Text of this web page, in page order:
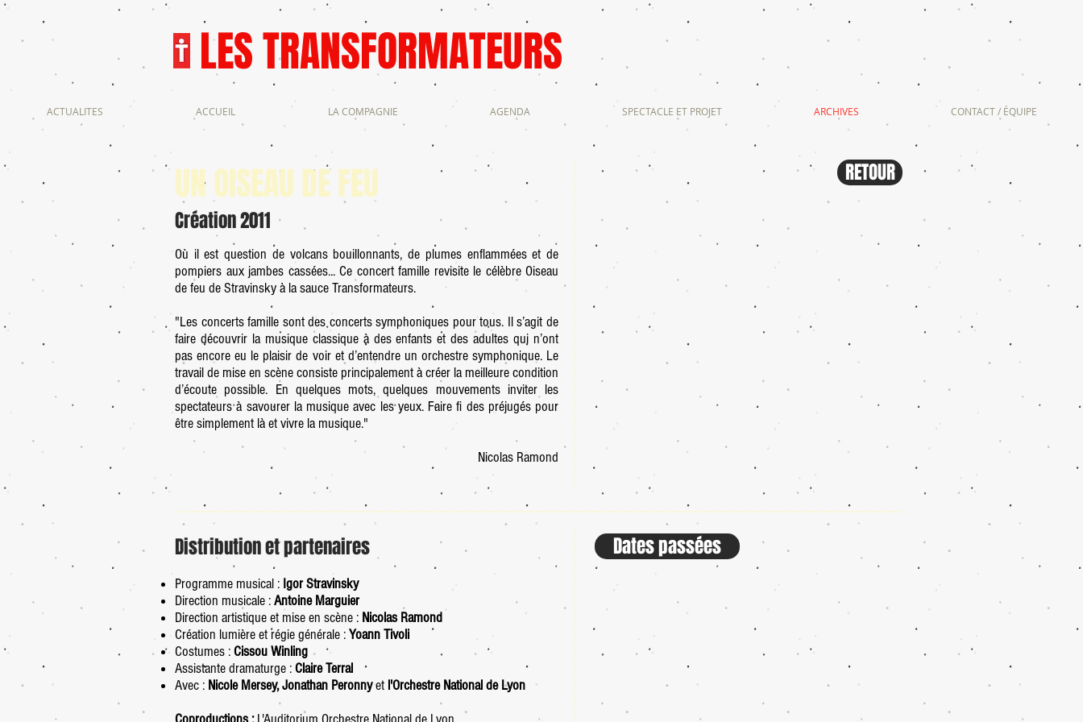
LES TRANSFORMATEURS
ACTUALITES ACCUEIL LA COMPAGNIE AGENDA SPECTACLE ET PROJET ARCHIVES CONTACT / ÉQUIPE
UN OISEAU DE FEU
Création 2011
Où il est question de volcans bouillonnants, de plumes enflammées et de
pompiers aux jambes cassées... Ce concert famille revisite le célèbre Oiseau
de feu de Stravinsky à la sauce Transformateurs.
"Les concerts famille sont des concerts symphoniques pour tous. Il s’agit de
faire découvrir la musique classique à des enfants et des adultes qui n’ont
pas encore eu le plaisir de voir et d’entendre un orchestre symphonique. Le
travail de mise en scène consiste principalement à créer la meilleure condition
d’écoute possible. En quelques mots, quelques mouvements inviter les
spectateurs à savourer la musique avec les yeux. Faire fi des préjugés pour
être simplement là et vivre la musique."
Nicolas Ramond
RETOUR
Distribution et partenaires
Programme musical : Igor Stravinsky
Direction musicale :Antoine Marguier
Direction artistique et mise en scène : Nicolas Ramond
Création lumière et régie générale :Yoann Tivoli
Costumes :Cissou Winling
Assistante dramaturge :Claire Terral
Avec : Nicole Mersey,Jonathan Peronnyet l'Orchestre National de Lyon
Dates passées